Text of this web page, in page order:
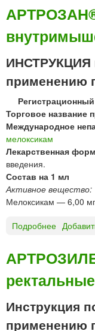
,
0
1
0
м
г
Т
Р
О
З
А
Н
®
а
б
л
т
и
ИНСТРУКЦИЯ
применению
Торговое название
Международное
мелоксикам
Лекарственная
введения.
Состав на 1 мл
Активное вещество:
Мелоксикам — 6,00 мг
Подробнее
Р
Т
Р
О
А
Н
Инструкция
применению